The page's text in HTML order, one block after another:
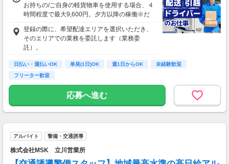
お持ちの/ご自身の軽貨物車を使用する場合、４
時間程度で最大9,600円。夕方以降の稼働※だ
と４時間程度で最大10,200円の報酬が獲得可
能！給与ではなく、委託業務に応じた報酬をお
支払いする業務委託のお仕事です。うれしい週
払い。
定。地域により異なります
払いますが、可能な場合は、より早く、週払い
で前週稼働分をお支払いします。
登録の際に、希望配達エリアを選択いただき、
そのエリアでの業務を委託します（業務委
登録の際に、希望配達エリアを選択いただき、
そのエリアでの業務を委託します（業務委
託）。
日払い・週払いOK 単発(1日)OK 週1日からOK
未経験歓迎
フリーター歓迎
応募へ進む
アルバイト 警備・交通誘導
株式会社MSK 立川営業所